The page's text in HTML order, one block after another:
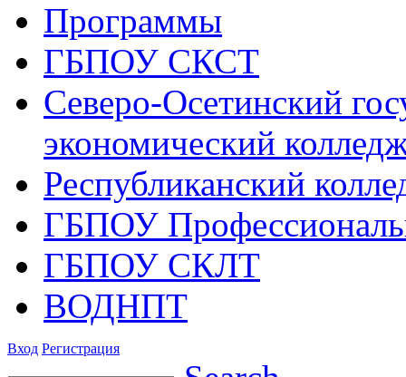
Программы
ГБПОУ СКСТ
Северо-Осетинский
экономический
Республиканский
ГБПОУ
ГБПОУ СКЛТ
ВОДНПТ
Вход Регистрация